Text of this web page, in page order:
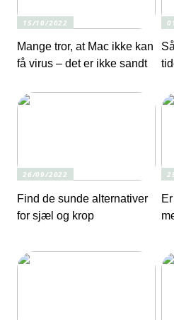
15/10/2022
Mange tror, at Mac ikke kan
få virus – det er ikke sandt
26/09/2022
Find de sunde alternativer
for sjæl og krop